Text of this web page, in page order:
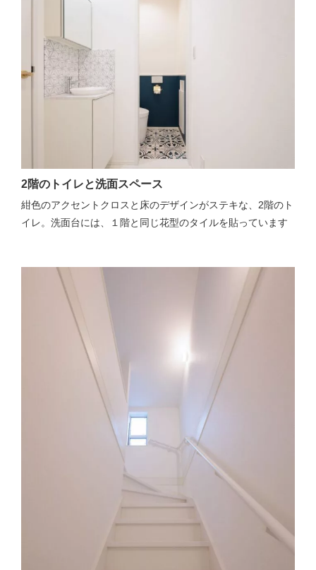
2階のトイレと洗面スペース
紺色のアクセントクロスと床のデザインがステキな、2階のト
イレ。洗面台には、１階と同じ花型のタイルを貼っています